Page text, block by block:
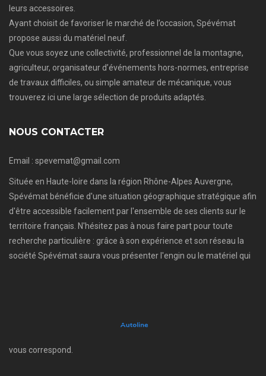
leurs accessoires.
Ayant choisit de favoriser le marché de l’occasion, Spévémat
propose aussi du matériel neuf.
Que vous soyez une collectivité, professionnel de la montagne,
agriculteur, organisateur d’événements hors-normes, entreprise
de travaux difficiles, ou simple amateur de mécanique, vous
trouverez ici une large sélection de produits adaptés.
NOUS CONTACTER
Email : spevemat@gmail.com
Située en Haute-loire dans la région Rhône-Alpes Auvergne,
Spévémat bénéficie d'une situation géographique stratégique afin
d'être accessible facilement par l'ensemble de ses clients sur le
territoire français. N'hésitez pas à nous faire part pour toute
recherche particulière : grâce à son expérience et son réseau la
société Spévémat saura vous présenter l'engin ou le matériel qui
vous correspond.